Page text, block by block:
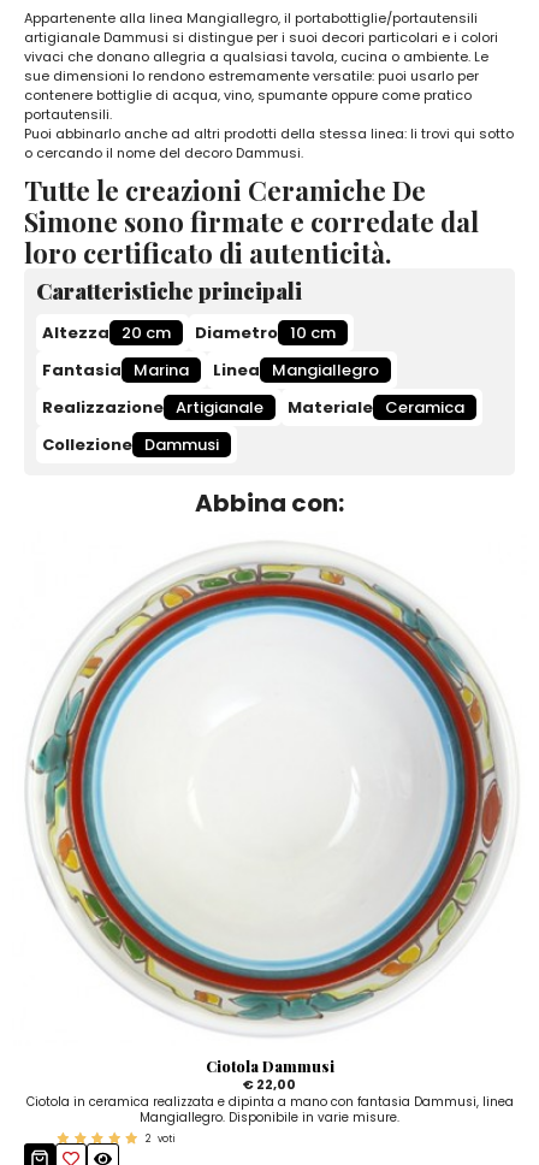
Appartenente alla linea Mangiallegro, il portabottiglie/portautensili
artigianale Dammusi si distingue per i suoi decori particolari e i colori
vivaci che donano allegria a qualsiasi tavola, cucina o ambiente. Le
sue dimensioni lo rendono estremamente versatile: puoi usarlo per
contenere bottiglie di acqua, vino, spumante oppure come pratico
portautensili.
Puoi abbinarlo anche ad altri prodotti della stessa linea: li trovi qui sotto
o cercando il nome del decoro Dammusi.
Tutte le creazioni Ceramiche De
Simone sono firmate e corredate dal
loro certificato di autenticità.
Caratteristiche principali
Altezza 20 cm Diametro 10 cm
Fantasia
Marina Linea
Mangiallegro
Realizzazione Artigianale Materiale Ceramica
Collezione Dammusi
Abbina con:
Ciotola Dammusi
€ 22,00
Ciotola in ceramica realizzata e dipinta a mano con fantasia Dammusi, linea
Mangiallegro. Disponibile in varie misure.
2 voti